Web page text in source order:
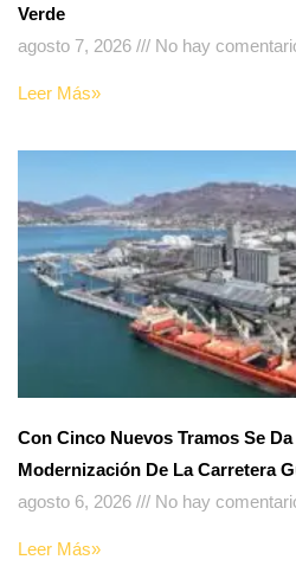
Verde
agosto 7, 2026
No hay
Leer Más»
Con Cinco Nuevos Tramos Se
Modernización De La Carretera
agosto 6, 2026
No hay
Leer Más»